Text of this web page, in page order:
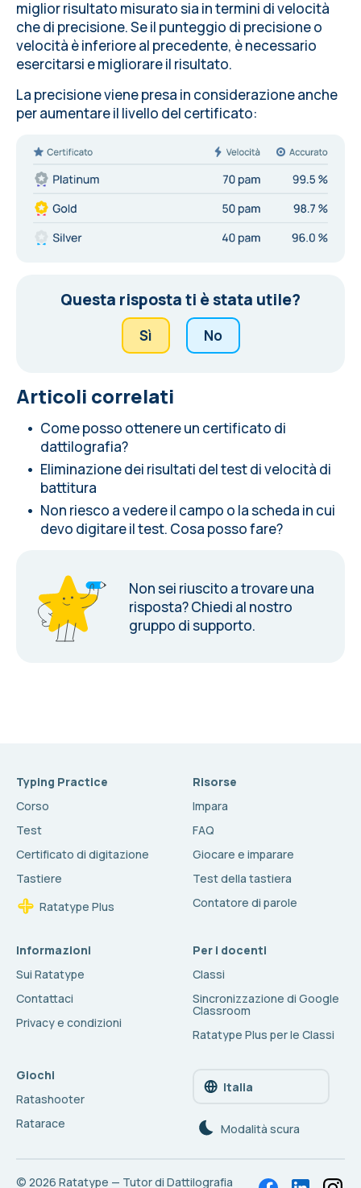
miglior risultato misurato sia in termini di velocità
che di precisione. Se il punteggio di precisione o
velocità è inferiore al precedente, è necessario
esercitarsi e migliorare il risultato.
La precisione viene presa in considerazione anche
per aumentare il livello del certificato:
Questa risposta ti è stata utile?
Sì No
Articoli correlati
Come posso ottenere un certificato di
dattilografia?
Eliminazione dei risultati del test di velocità di
battitura
Non riesco a vedere il campo o la scheda in cui
devo digitare il test. Cosa posso fare?
Non sei riuscito a trovare una
risposta?Chiedi al nostro
gruppo di supporto.
Typing Practice
Corso
Test
Certificato di digitazione
Tastiere
Ratatype Plus
Risorse
Impara
FAQ
Giocare e imparare
Test della tastiera
Contatore di parole
Informazioni
Sui Ratatype
Contattaci
Privacy e condizioni
Per i docenti
Classi
Sincronizzazione di Google
Classroom
Ratatype Plus per le Classi
Giochi
Ratashooter
Ratarace
Italia
Modalità scura
© 2026 Ratatype — Tutor di Dattilografia